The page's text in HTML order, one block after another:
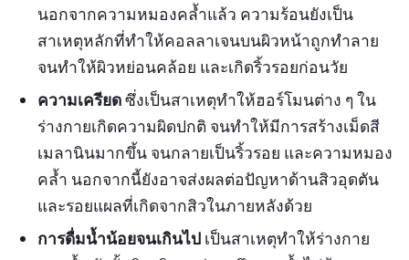
นอกจากความหมองคล้ำแล้ว ความร้อนยังเป็น
สาเหตุหลักที่ทำให้คอลลาเจนบนผิวหน้าถูกทำลาย
จนทำให้ผิวหย่อนคล้อย และเกิดริ้วรอยก่อนวัย
ความเครียดซึ่งเป็นสาเหตุทำให้ฮอร์โมนต่าง ๆ ใน
ร่างกายเกิดความผิดปกติ จนทำให้มีการสร้างเม็ดสี
เมลานินมากขึ้น จนกลายเป็นริ้วรอย และความหมอง
คล้ำ นอกจากนี้ยังอาจส่งผลต่อปัญหาด้านสิวอุดตัน
และรอยแผลที่เกิดจากสิวในภายหลังด้วย
การดื่มน้ำน้อยจนเกินไปเป็นสาเหตุทำให้ร่างกาย